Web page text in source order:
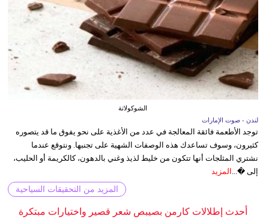
الشوكولاتة
لندن - صوت الإمارات
توجد الأطعمة فائقة المعالجة في عدد من الأغذية على نحو يفوق ما قد يتصوره
كثيرون، وسوف تساعدك هذه الوصفات الشهية على تجنبها. ونتوقع عندما
نشتري المثلجات أنها تتكون من خليط لذيذ وغني بالدهون، كالكريمة أو الحليب،
إلى �... المزيد
المزيد من التحقيقات السياحية
أحدث إطلالات كارمن بصيبص شعر قصير واختيارات مبتكرة